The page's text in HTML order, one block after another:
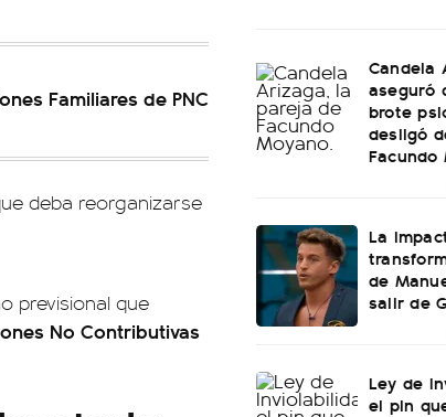
Familiares de PNC
deba reorganizarse
previsional que
No Contributivas
Candela
aseguró
brote
desligó
Facundo
La
de
salir de
Ley de
el pin